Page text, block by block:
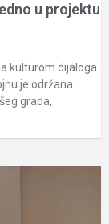
u projektu
kulturom dijaloga
je održana
grada,